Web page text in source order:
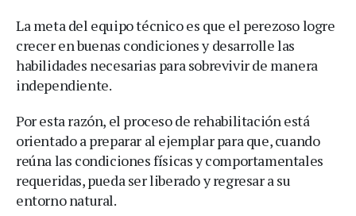
La meta del equipo técnico es que el perezoso logre
crecer en buenas condiciones y desarrolle las
habilidades necesarias para sobrevivir de manera
independiente.
Por esta razón, el proceso de rehabilitación está
orientado a preparar al ejemplar para que, cuando
reúna las condiciones físicas y comportamentales
requeridas, pueda ser liberado y regresar a su
entorno natural.